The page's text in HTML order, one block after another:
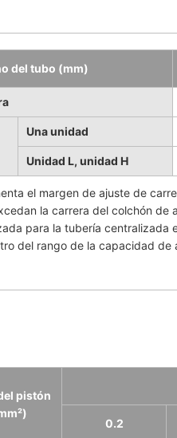
del tubo (mm)
Una unidad
Unidad L, unidad H
el margen de ajuste de
la carrera del colchón
para la tubería centralizada
del rango de la capacidad de
pistón
0.2